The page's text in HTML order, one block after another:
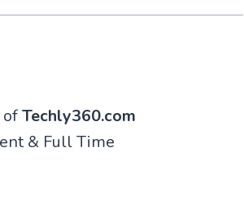
ofTechly360.com
& Full Time